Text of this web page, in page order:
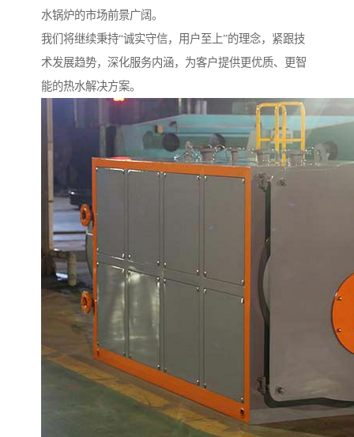
水锅炉的市场前景广阔。
我们将继续秉持“诚实守信，用户至上”的理念，紧跟技
术发展趋势，深化服务内涵，为客户提供更优质、更智
能的热水解决方案。